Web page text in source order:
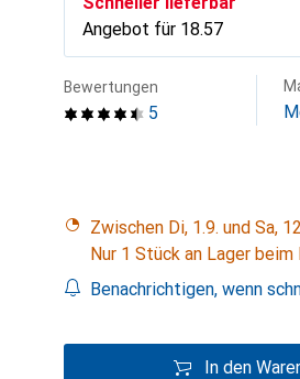
Angebot für CHF
18.57
5
Bewertungen
Zwischen Di, 1.9. und Sa,
Nur 1 Stück an Lager
Benachrichtigen, wenn
In den